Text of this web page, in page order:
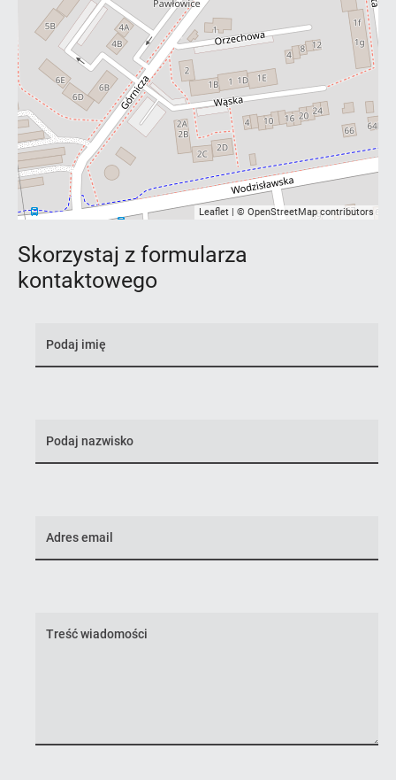
Leaflet | © OpenStreetMapcontributors
Skorzystaj z formularza
kontaktowego
mail
wiadomości